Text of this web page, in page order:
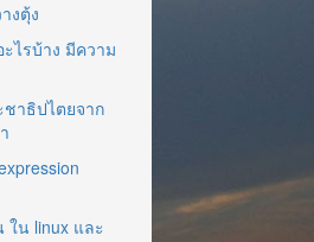
งตุ้ง
ไรบ้าง มีความ
ชาธิปไตยจาก
ใน linux และ